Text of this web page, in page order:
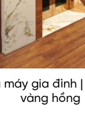
máy gia đình
vàng hồng